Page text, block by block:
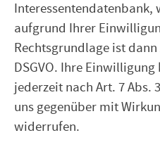
Interessentendatenbank,
aufgrund Ihrer
Rechtsgrundlage ist dann
DSGVO. Ihre
jederzeit nach Art. 7 Abs.
uns gegenüber mit
widerrufen.